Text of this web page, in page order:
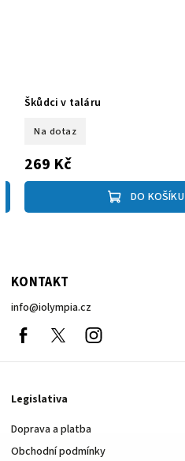
Škůdci v taláru
Na dotaz
269 Kč
DO KOŠÍKU
KONTAKT
info@iolympia.cz
Facebook nolympia61611
Legislativa
Doprava a platba
Obchodní podmínky